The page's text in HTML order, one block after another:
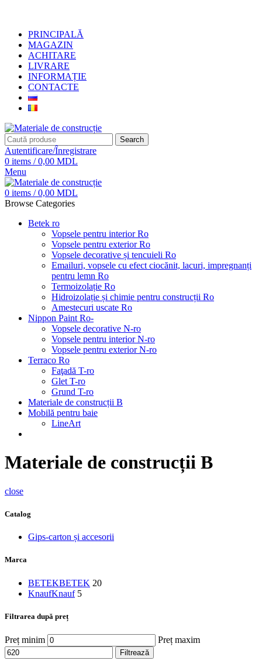
PRINCIPALĂ
MAGAZIN
ACHITARE
LIVRARE
INFORMAȚIE
CONTACTE
Search
Autentificare/Înregistrare
0 items / 0,00 MDL
Menu
0 items / 0,00 MDL
Browse Categories
Betek ro
Vopsele pentru interior Ro
Vopsele pentru exterior Ro
Vopsele decorative și tencuieli Ro
Emailuri, vopsele cu efect ciocănit, lacuri, impregnanți
pentru lemn Ro
Termoizolație Ro
Hidroizolație și chimie pentru construcții Ro
Amestecuri uscate Ro
Nippon Paint Ro-
Vopsele decorative N-ro
Vopsele pentru interior N-ro
Vopsele pentru exterior N-ro
Terraco Ro
Faţadă T-ro
Glet T-ro
Grund T-ro
Materiale de construcții B
Mobilă pentru baie
LineArt
Materiale de construcții B
close
Catalog
Gips-carton și accesorii
Marca
BETEKBETEK 20
KnaufKnauf 5
Filtrarea după preț
Preț minim Preț maxim
Filtrează